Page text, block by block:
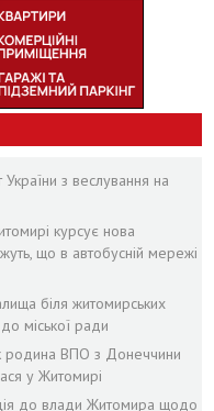
з веслування на
курсує нова
що в автобусній мережі
біля житомирських
міської ради
родина ВПО з Донеччини
у Житомирі
до влади Житомира щодо